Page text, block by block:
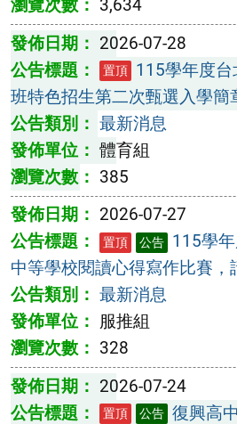
3,634
2026-07-28
置頂 115學年度
班特色招生第二次甄選入學簡
最新消息
體育組
385
2026-07-27
置頂 公告 115學
中等學校閱讀心得寫作比賽，
最新消息
服推組
328
2026-07-24
置頂 公告 復興高